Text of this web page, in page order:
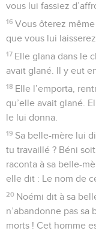
vous lui fassiez
16 Vous ôterez
que vous lui
17 Elle glana dans le
avait glané. Il y eut
18 Elle l’emporta,
qu’elle avait glané.
le lui donna.
19 Sa belle-mère lui
tu travaillé ? Béni
raconta à sa belle-
elle dit : Le nom de
20 Noémi dit à sa
n’abandonne pas
morts ! Cet homme